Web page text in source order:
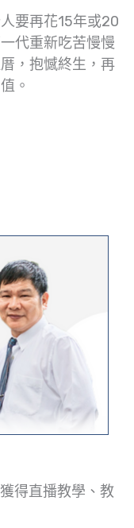
要再花15年或20
代重新吃苦慢慢
，抱憾終生，再
。
得直播教學、教